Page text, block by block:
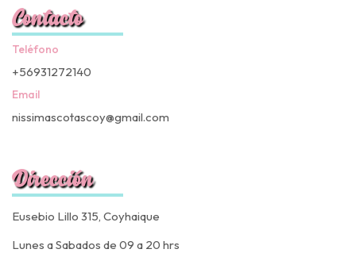
Contacto
Teléfono
+56931272140
Email
nissimascotascoy@gmail.com
Dirección
Eusebio Lillo 315, Coyhaique
Lunes a Sabados de 09 a 20 hrs